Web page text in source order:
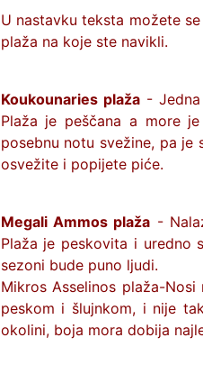
U nastavku teksta možete
plaža na koje ste navikli.
Koukounaries plaža- Jedna
Plaža je peščana a more
posebnu notu svežine, pa
osvežite i popijete piće.
Megali Ammos plaža -
Plaža je peskovita i uredno
sezoni bude puno ljudi.
Mikros Asselinos plaža-
peskom i šlujnkom, i nije
okolini, boja mora dobija